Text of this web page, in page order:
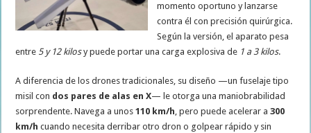
momento oportuno y lanzarse
contra él con precisión quirúrgica.
Según la versión, el aparato pesa
entre 5 y 12 kilosy puede portar una carga explosiva de 1 a 3 kilos.
A diferencia de los drones tradicionales, su diseño —un fuselaje tipo
misil con dos pares de alas en X— le otorga una maniobrabilidad
sorprendente. Navega a unos110 km/h, pero puede acelerar a300
km/h cuando necesita derribar otro dron o golpear rápido y sin